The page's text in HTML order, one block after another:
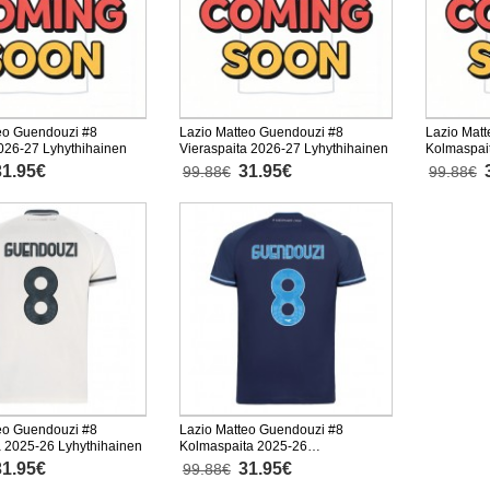
Guendouzi #8
27 Lyhythihainen
Lazio Matteo Guendouzi #8
Vieraspaita 2026-27 Lyhythihainen
99.88€ 31.95€
Lazio
99.88€
Guendouzi #8
2025-26 Lyhythihainen
Lazio Matteo Guendouzi #8
Kolmaspaita 2025-26
Lyhythihainen
99.88€ 31.95€